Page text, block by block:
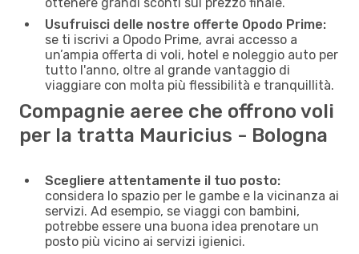
Usufruisci delle nostre offerte Opodo Prime:
se ti iscrivi a Opodo Prime, avrai accesso a
un’ampia offerta di voli, hotel e noleggio auto per
tutto l'anno, oltre al grande vantaggio di
viaggiare con molta più flessibilità e tranquillità.
Compagnie aeree che offrono voli
per la tratta Mauricius - Bologna
Scegliere attentamente il tuo posto:
considera lo spazio per le gambe e la vicinanza ai
servizi. Ad esempio, se viaggi con bambini,
potrebbe essere una buona idea prenotare un
posto più vicino ai servizi igienici.